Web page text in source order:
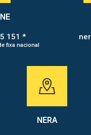
151 *
fixa nacional
NERA